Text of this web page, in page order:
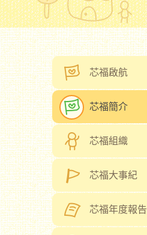
芯福啟航
芯福簡介
芯福組織
芯福大事紀
芯福年度報告